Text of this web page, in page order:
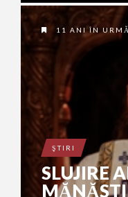
11 ANI ÎN URMĂ
ŞTIRI
SLUJIRE